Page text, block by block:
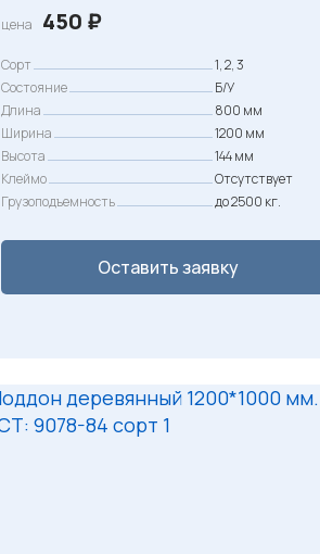
цена 450 ₽
Сорт
1, 2, 3
Состояние
Б/У
Длина
800 мм
Ширина
1200 мм
Высота
144 мм
Клеймо
Отсутствует
Грузоподъемность
до 2500 кг.
Оставить заявку